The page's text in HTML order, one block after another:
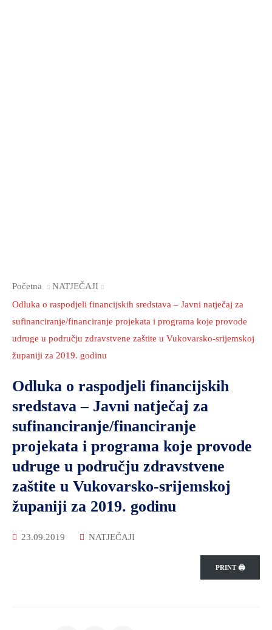
Početna
NATJEČAJI
Odluka o raspodjeli financijskih sredstava – Javni natječaj za
sufinanciranje/financiranje projekata i programa koje provode
udruge u području zdravstvene zaštite u Vukovarsko-srijemskoj
županiji za 2019. godinu
Odluka o raspodjeli financijskih
sredstava – Javni natječaj za
sufinanciranje/financiranje
projekata i programa koje provode
udruge u području zdravstvene
zaštite u Vukovarsko-srijemskoj
županiji za 2019. godinu
23.09.2019 NATJEČAJI
PRINT 🖨